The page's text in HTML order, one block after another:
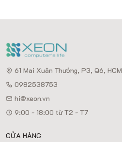
61 Mai Xuân Thưởng, P3, Q6, HCM
0982538753
hi@xeon.vn
9:00 - 18:00 từ T2 - T7
CỬA HÀNG